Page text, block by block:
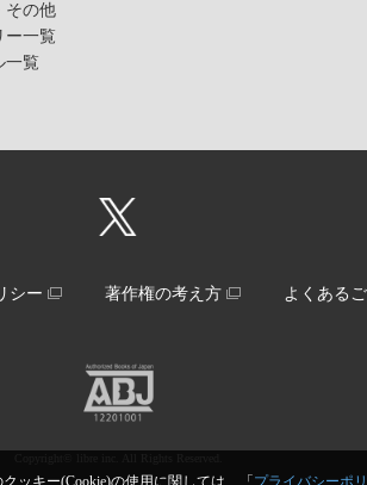
ッキー(Cookie)の使用に関しては、「 プライバシーポ
その他
ー一覧
一覧
シー 著作権の考え方 よくある